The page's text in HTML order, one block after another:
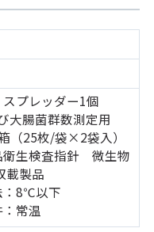
プレッダー1個
大腸菌群数測定用
（25枚/袋×2袋入）
生検査指針 微生物
載製品
8℃以下
常温